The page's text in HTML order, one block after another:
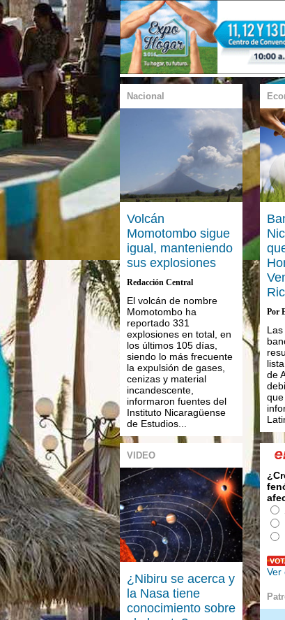
Nacional
Volcán
Momotombo sigue
igual, manteniendo
sus explosiones
Redacción Central
El volcán de nombre
Momotombo ha
reportado 331
explosiones en total, en
los últimos 105 días,
siendo lo más frecuente
la expulsión de gases,
cenizas y material
incandescente,
informaron fuentes del
Instituto Nicaragüense
de Estudios...
Por
de
VIDEO
¿Nibiru se acerca y
la Nasa tiene
conocimiento sobre
Ver